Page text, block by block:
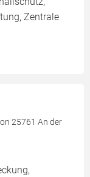
Zentrale
25761 An der